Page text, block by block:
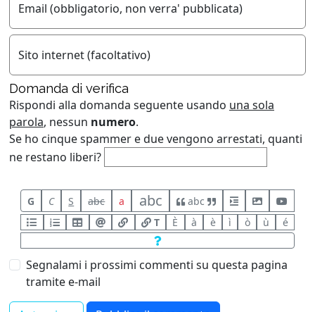
Email (obbligatorio, non verra' pubblicata)
Sito internet (facoltativo)
Domanda di verifica
Rispondi alla domanda seguente usando una sola
parola, nessun numero.
Se ho cinque spammer e due vengono arrestati, quanti
ne restano liberi?
G C S abc a abc
abc
T
È à è ì ò ù é
Segnalami i prossimi commenti su questa pagina
tramite e-mail